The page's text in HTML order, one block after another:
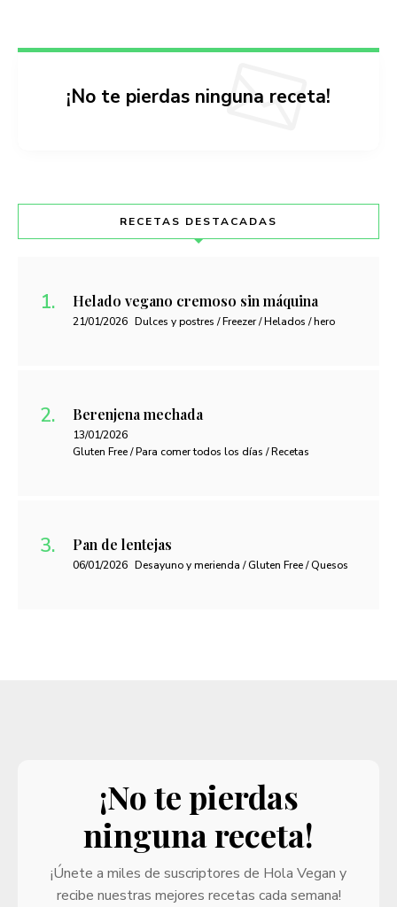
¡No te pierdas ninguna receta!
RECETAS DESTACADAS
Helado vegano cremoso sin máquina
21/01/2026 Dulces y postres / Freezer / Helados / hero
Berenjena mechada
13/01/2026
Gluten Free / Para comer todos los días / Recetas
Pan de lentejas
06/01/2026 Desayuno y merienda / Gluten Free / Quesos
¡No te pierdas
ninguna receta!
¡Únete a miles de suscriptores de Hola Vegan y
recibe nuestras mejores recetas cada semana!